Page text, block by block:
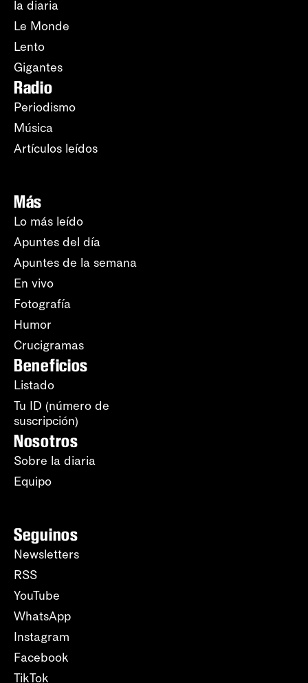
la diaria
Le Monde
Lento
Gigantes
Radio
Periodismo
Música
Artículos leídos
Más
Lo más leído
Apuntes del día
Apuntes de la semana
En vivo
Fotografía
Humor
Crucigramas
Beneficios
Listado
Tu ID (número de
suscripción)
Nosotros
Sobre la diaria
Equipo
Seguinos
Newsletters
RSS
YouTube
WhatsApp
Instagram
Facebook
TikTok